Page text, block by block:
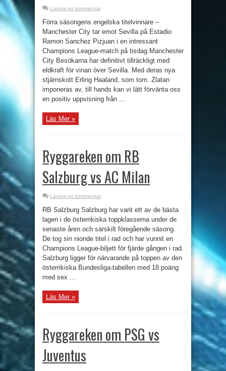
Lämna en kommentar
Förra säsongens engelska titelvinnare –
Manchester City tar emot Sevilla på Estadio
Ramon Sanchez Pizjuan i en intressant
Champions League-match på tisdag.Manchester
City Besökarna har definitivt tillräckligt med
eldkraft för vinan över Sevilla. Med deras nya
stjärnskott Erling Haaland, som tom. Zlatan
imponeras av, till hands kan vi lätt förvänta oss
en positiv uppvisning från ...
Läs Mer »
Ryggareken om RB
Salzburg vs AC Milan
Lämna en kommentar
RB Salzburg Salzburg har varit ett av de bästa
lagen i de österrikiska toppklasserna under de
senaste åren och särskilt föregående säsong.
De tog sin nionde titel i rad och har vunnit en
Champions League-biljett för fjärde gången i rad.
Salzburg ligger för närvarande på toppen av den
österrikiska Bundesliga-tabellen med 18 poäng
med sex ...
Läs Mer »
Ryggareken om PSG vs
Juventus